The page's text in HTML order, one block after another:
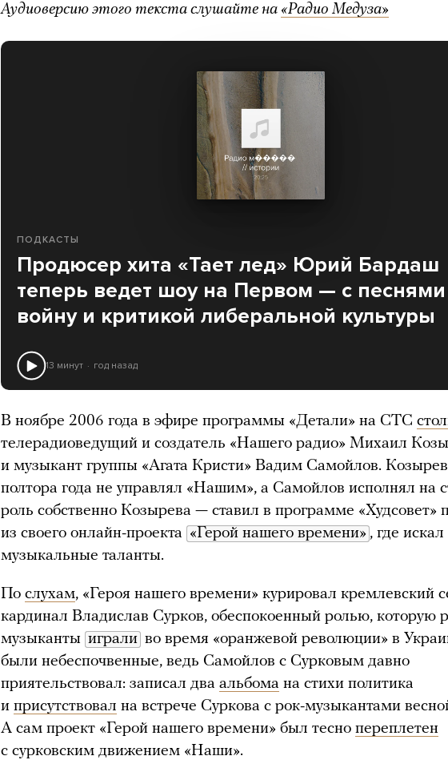
Аудиоверсию этого текста слушайте на «Радио Медуза»
ПОДКАСТЫ
Продюсер хита «Тает лед» Юрий Бардаш
теперь ведет шоу на Первом — с
войну и критикой либеральной культуры
13 минут год назад
В ноябре 2006 года в эфире программы «Детали» на СТС
телерадиоведущий и создатель «Нашего радио» Михаил
и музыкант группы «Агата Кристи» Вадим Самойлов. Козырев
полтора года не управлял «Нашим», а Самойлов исполнял на
роль собственно Козырева — ставил в программе «Худсовет»
из своего онлайн-проекта «Герой нашего времени» , где
музыкальные таланты.
По слухам, «Героя нашего времени» курировал кремлевский
кардинал Владислав Сурков, обеспокоенный ролью, которую
музыканты играли во время «оранжевой революции» в
были небеспочвенные, ведь Самойлов с Сурковым давно
приятельствовал: записал два альбома на стихи политика
и присутствовал на встрече Суркова с рок-музыкантами
А сам проект «Герой нашего времени» был тесно переплетен
с сурковским движением «Наши».